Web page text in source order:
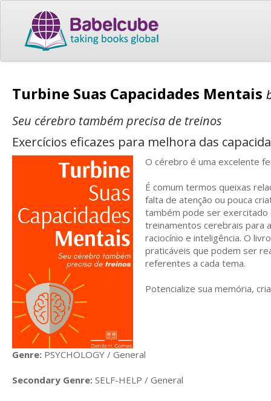
Turbine Suas Capacidades Mentais
Seu cérebro também precisa de treinos
Exercícios eficazes para melhora das
O cérebro é uma excelente
É comum termos queixas
falta de atenção ou pouca
também pode ser exercitado
treinamentos cerebrais para
raciocínio e inteligência. O
praticáveis que podem ser
referentes a cada tema.
Potencialize sua memória,
Genre: PSYCHOLOGY / General
Secondary Genre: SELF-HELP / General